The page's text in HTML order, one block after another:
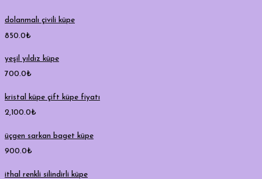
dolanmalı çivili küpe
850.0₺
yeşil yıldız küpe
700.0₺
kristal küpe çift küpe fiyatı
2,100.0₺
üçgen sarkan baget küpe
900.0₺
ithal renkli silindirli küpe